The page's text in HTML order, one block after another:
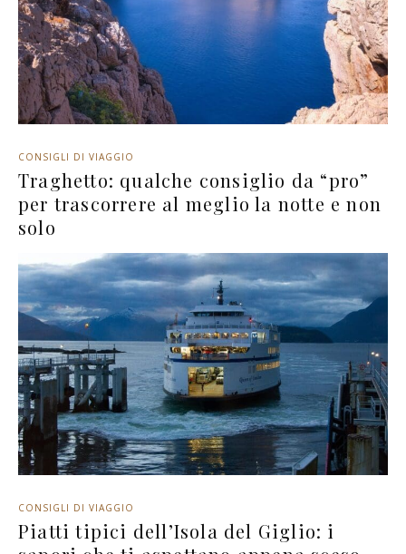
CONSIGLI DI VIAGGIO
Traghetto: qualche consiglio da “pro”
per trascorrere al meglio la notte e non
solo
CONSIGLI DI VIAGGIO
Piatti tipici dell’Isola del Giglio: i